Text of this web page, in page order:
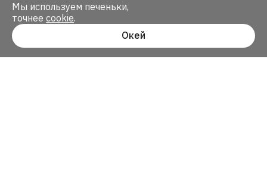
Мы используем печеньки,
точнее cookie.
Окей